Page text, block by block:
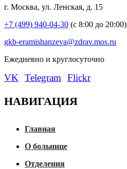
г. Москва, ул. Ленская, д. 15
+7 (499) 940-04-30 (с 8:00 до 20:00)
gkb-eramishanzeva@zdrav.mos.ru
Eжедневно и круглосуточно
VK Telegram Flickr
НАВИГАЦИЯ
Главная
О больнице
Отделения